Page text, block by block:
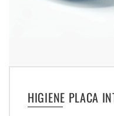
HIGIENE PLACA